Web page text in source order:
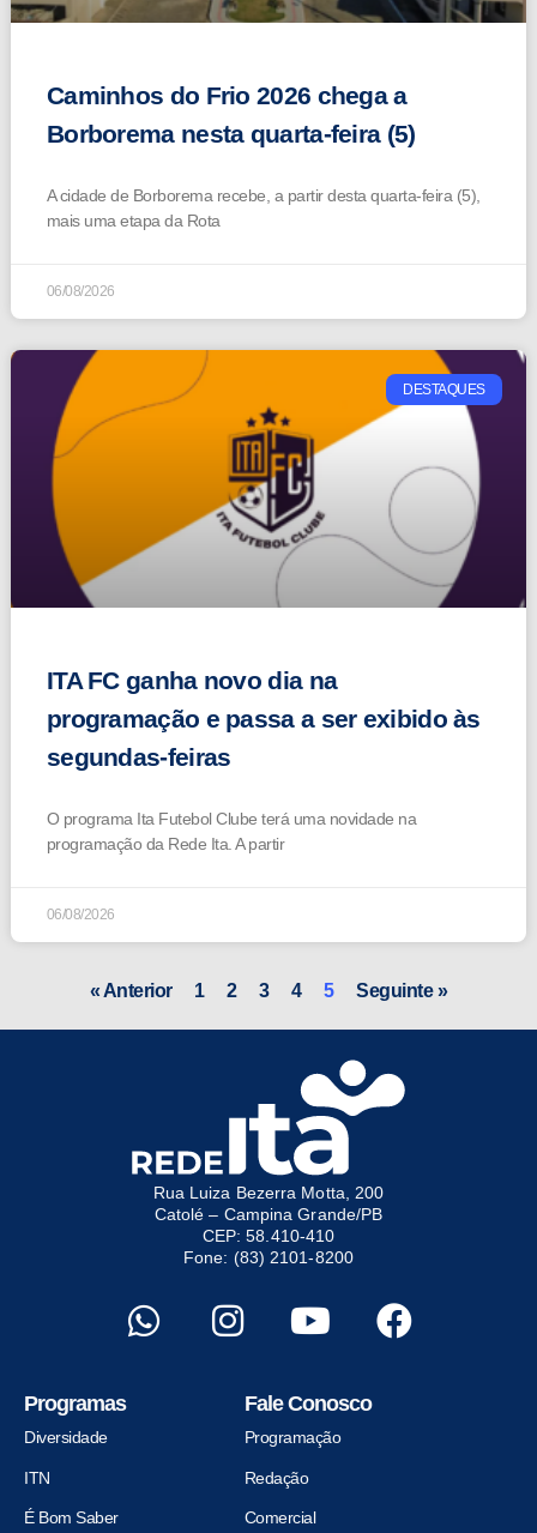
Caminhos do Frio 2026 chega a
Borborema nesta quarta-feira (5)
A cidade de Borborema recebe, a partir desta quarta-feira (5),
mais uma etapa da Rota
06/08/2026
DESTAQUES
ITA FC ganha novo dia na
programação e passa a ser exibido às
segundas-feiras
O programa Ita Futebol Clube terá uma novidade na
programação da Rede Ita. A partir
06/08/2026
« Anterior 1 2 3 4 5 Seguinte »
Rua Luiza Bezerra Motta, 200
Catolé – Campina Grande/PB
CEP: 58.410-410
Fone: (83) 2101-8200
Programas
Diversidade
ITN
É Bom Saber
Fale Conosco
Programação
Redação
Comercial